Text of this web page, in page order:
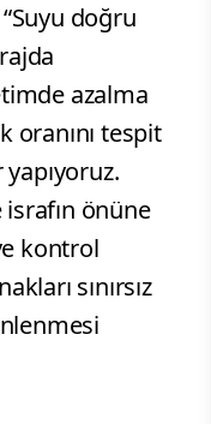
doğru
azalma
oranını tespit
önüne
kontrol
sınırsız